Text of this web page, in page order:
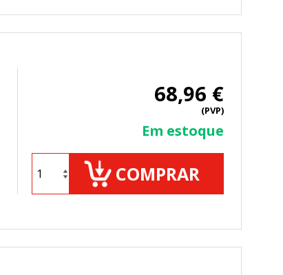
68,96 €
(PVP)
Em estoque
COMPRAR